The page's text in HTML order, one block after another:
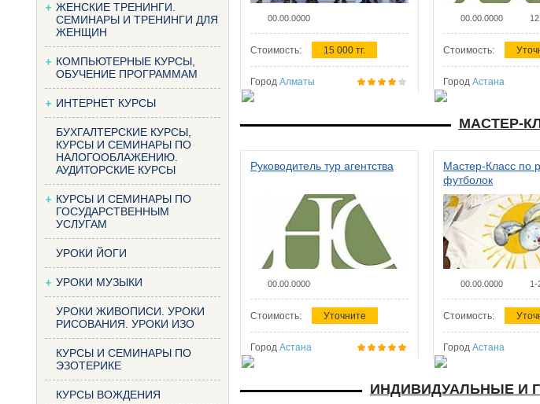
ЖЕНСКИЕ ТРЕНИНГИ.
СЕМИНАРЫ И ТРЕНИНГИ ДЛЯ
ЖЕНЩИН
КОМПЬЮТЕРНЫЕ КУРСЫ,
ОБУЧЕНИЕ ПРОГРАММАМ
ИНТЕРНЕТ КУРСЫ
БУХГАЛТЕРСКИЕ КУРСЫ,
КУРСЫ И СЕМИНАРЫ ПО
НАЛОГООБЛАЖЕНИЮ.
АУДИТОРСКИЕ КУРСЫ
КУРСЫ И СЕМИНАРЫ ПО
ГОСУДАРСТВЕННЫМ
УСЛУГАМ
УРОКИ ЙОГИ
УРОКИ МУЗЫКИ
УРОКИ ЖИВОПИСИ. УРОКИ
РИСОВАНИЯ. УРОКИ ИЗО
КУРСЫ И СЕМИНАРЫ ПО
ЭЗОТЕРИКЕ
КУРСЫ ВОЖДЕНИЯ
00.00.0000
Стоимость: 15 000 тг.
Город Алматы
00.00.0000
Стоимость:
Город Астана
МАСТЕР-
Руководитель тур агентства
00.00.0000
Стоимость: Уточните
Город Астана
Мастер-Класс по
футболок
00.00.0000 1-
Стоимость:
Город Астана
ИНДИВИДУАЛЬНЫЕ И